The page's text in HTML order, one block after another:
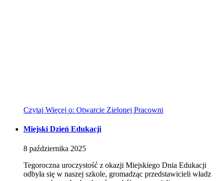
Czytaj Więcej o: Otwarcie Zielonej Pracowni
Miejski Dzień Edukacji
8 października 2025
Tegoroczna uroczystość z okazji Miejskiego Dnia Edukacji
odbyła się w naszej szkole, gromadząc przedstawicieli władz